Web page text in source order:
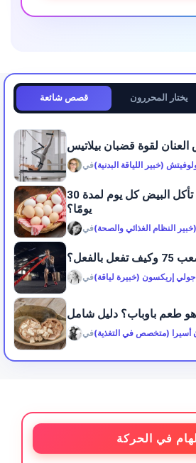
قصص شائعة يختار المحررون
العنان لقوة قضبان بيلاتيس
في(خبير اللياقة البدنية)
ماذا يحدث إذا كنت تأكل البيض كل يوم لمدة 30
يومًا؟
في(خبير النظام الغذائي والصحة)
فيجولي إريكسون (خبيرة لياقة)
هو طعم باوباب؟ دليل شامل
فيأسيرا (متخصص في التغذية)
في الحركة